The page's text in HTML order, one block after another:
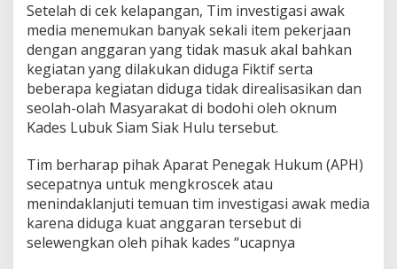
Setelah di cek kelapangan, Tim investigasi awak
media menemukan banyak sekali item pekerjaan
dengan anggaran yang tidak masuk akal bahkan
kegiatan yang dilakukan diduga Fiktif serta
beberapa kegiatan diduga tidak direalisasikan dan
seolah-olah Masyarakat di bodohi oleh oknum
Kades Lubuk Siam Siak Hulu tersebut.
Tim berharap pihak Aparat Penegak Hukum (APH)
secepatnya untuk mengkroscek atau
menindaklanjuti temuan tim investigasi awak media
karena diduga kuat anggaran tersebut di
selewengkan oleh pihak kades “ucapnya